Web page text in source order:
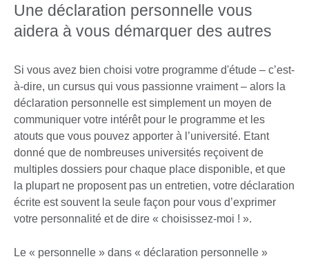
Une déclaration personnelle vous
aidera à vous démarquer des autres
Si vous avez bien choisi votre programme d'étude – c’est-
à-dire, un cursus qui vous passionne vraiment – alors la
déclaration personnelle est simplement un moyen de
communiquer votre intérêt pour le programme et les
atouts que vous pouvez apporter à l’université. Etant
donné que de nombreuses universités reçoivent de
multiples dossiers pour chaque place disponible, et que
la plupart ne proposent pas un entretien, votre déclaration
écrite est souvent la seule façon pour vous d’exprimer
votre personnalité et de dire « choisissez-moi ! ».
Le « personnelle » dans « déclaration personnelle »